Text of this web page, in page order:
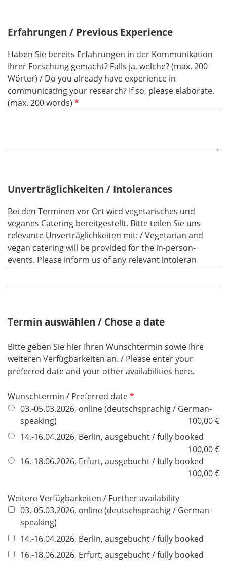
f
l
d
Erfahrungen / Previous Experience
Haben Sie bereits Erfahrungen in der Kommunikation
Ihrer Forschung gemacht? Falls ja, welche? (max. 200
Wörter) / Do you already have experience in
communicating your research? If so, please elaborate.
(max. 200 words) P
c
f
l
d
Unverträglichkeiten / Intolerances
Bei den Terminen vor Ort wird vegetarisches und
veganes Catering bereitgestellt. Bitte teilen Sie uns
relevante Unverträglichkeiten mit: / Vegetarian and
vegan catering will be provided for the in-person-
events. Please inform us of any relevant intoleran
Termin auswählen / Chose a date
Bitte geben Sie hier Ihren Wunschtermin sowie Ihre
weiteren Verfügbarkeiten an. / Please enter your
preferred date and your other availabilities here.
Wunschtermin / Preferred dateP
f
i
h
03.-05.03.2026, online (deutschsprachig / German-
speaking)
100,00 €
14.-16.04.2026, Berlin, ausgebucht / fully booked
100,00 €
16.-18.06.2026, Erfurt, ausgebucht / fully booked
100,00 €
Weitere Verfügbarkeiten / Further availability
03.-05.03.2026, online (deutschsprachig / German-
speaking)
14.-16.04.2026, Berlin, ausgebucht / fully booked
16.-18.06.2026, Erfurt, ausgebucht / fully booked